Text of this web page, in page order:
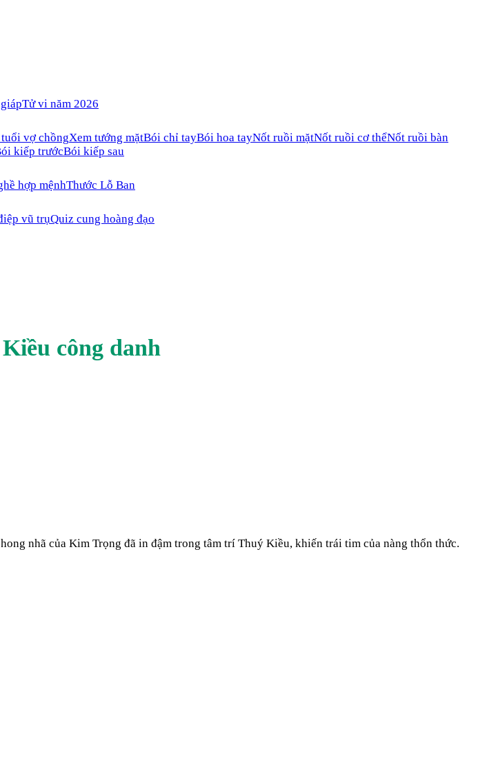
Tử vi năm 2026
vợ chồngXem tướng mặtBói chỉ tayBói hoa tayNốt ruồi mặtNốt ruồi cơ thểNốt ruồi bàn
kiếp trướcBói kiếp sau
hợp mệnhThước Lỗ Ban
vũ trụQuiz cung hoàng đạo
công danh
nhã của Kim Trọng đã in đậm trong tâm trí Thuý Kiều, khiến trái tim của nàng thổn thức.